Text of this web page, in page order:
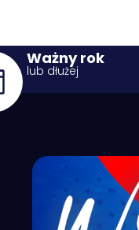
Ważny rok
lub dłużej